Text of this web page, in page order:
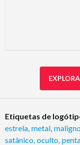
Etiquetas de
estrela metal
satânico oculto